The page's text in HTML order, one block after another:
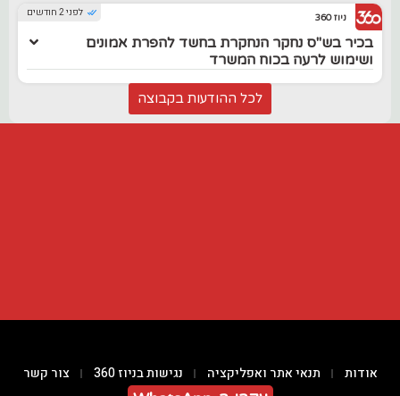
לפני 2 חודשים ניוז 360
בכיר בש"ס נחקר הנחקרת בחשד להפרת אמונים
ושימוש לרעה בכוח המשרד
לכל ההודעות בקבוצה
אודות תנאי אתר ואפליקציה נגישות בניוז 360 צור קשר